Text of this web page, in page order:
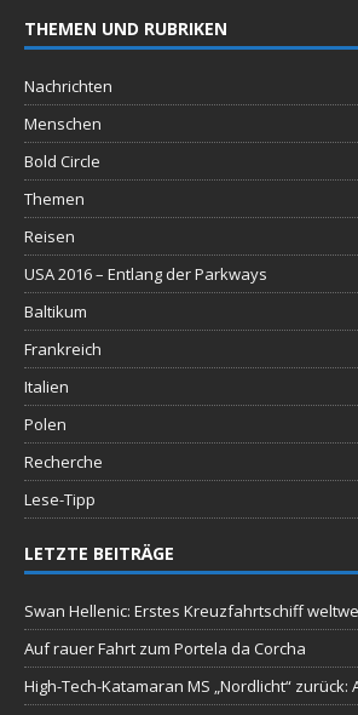
THEMEN UND RUBRIKEN
Nachrichten
Menschen
Bold Circle
Themen
Reisen
USA 2016 – Entlang der Parkways
Baltikum
Frankreich
Italien
Polen
Recherche
Lese-Tipp
LETZTE BEITRÄGE
Swan Hellenic: Erstes Kreuzfahrtschiff
Auf rauer Fahrt zum Portela da Corcha
High-Tech-Katamaran MS „Nordlicht“ zurück: